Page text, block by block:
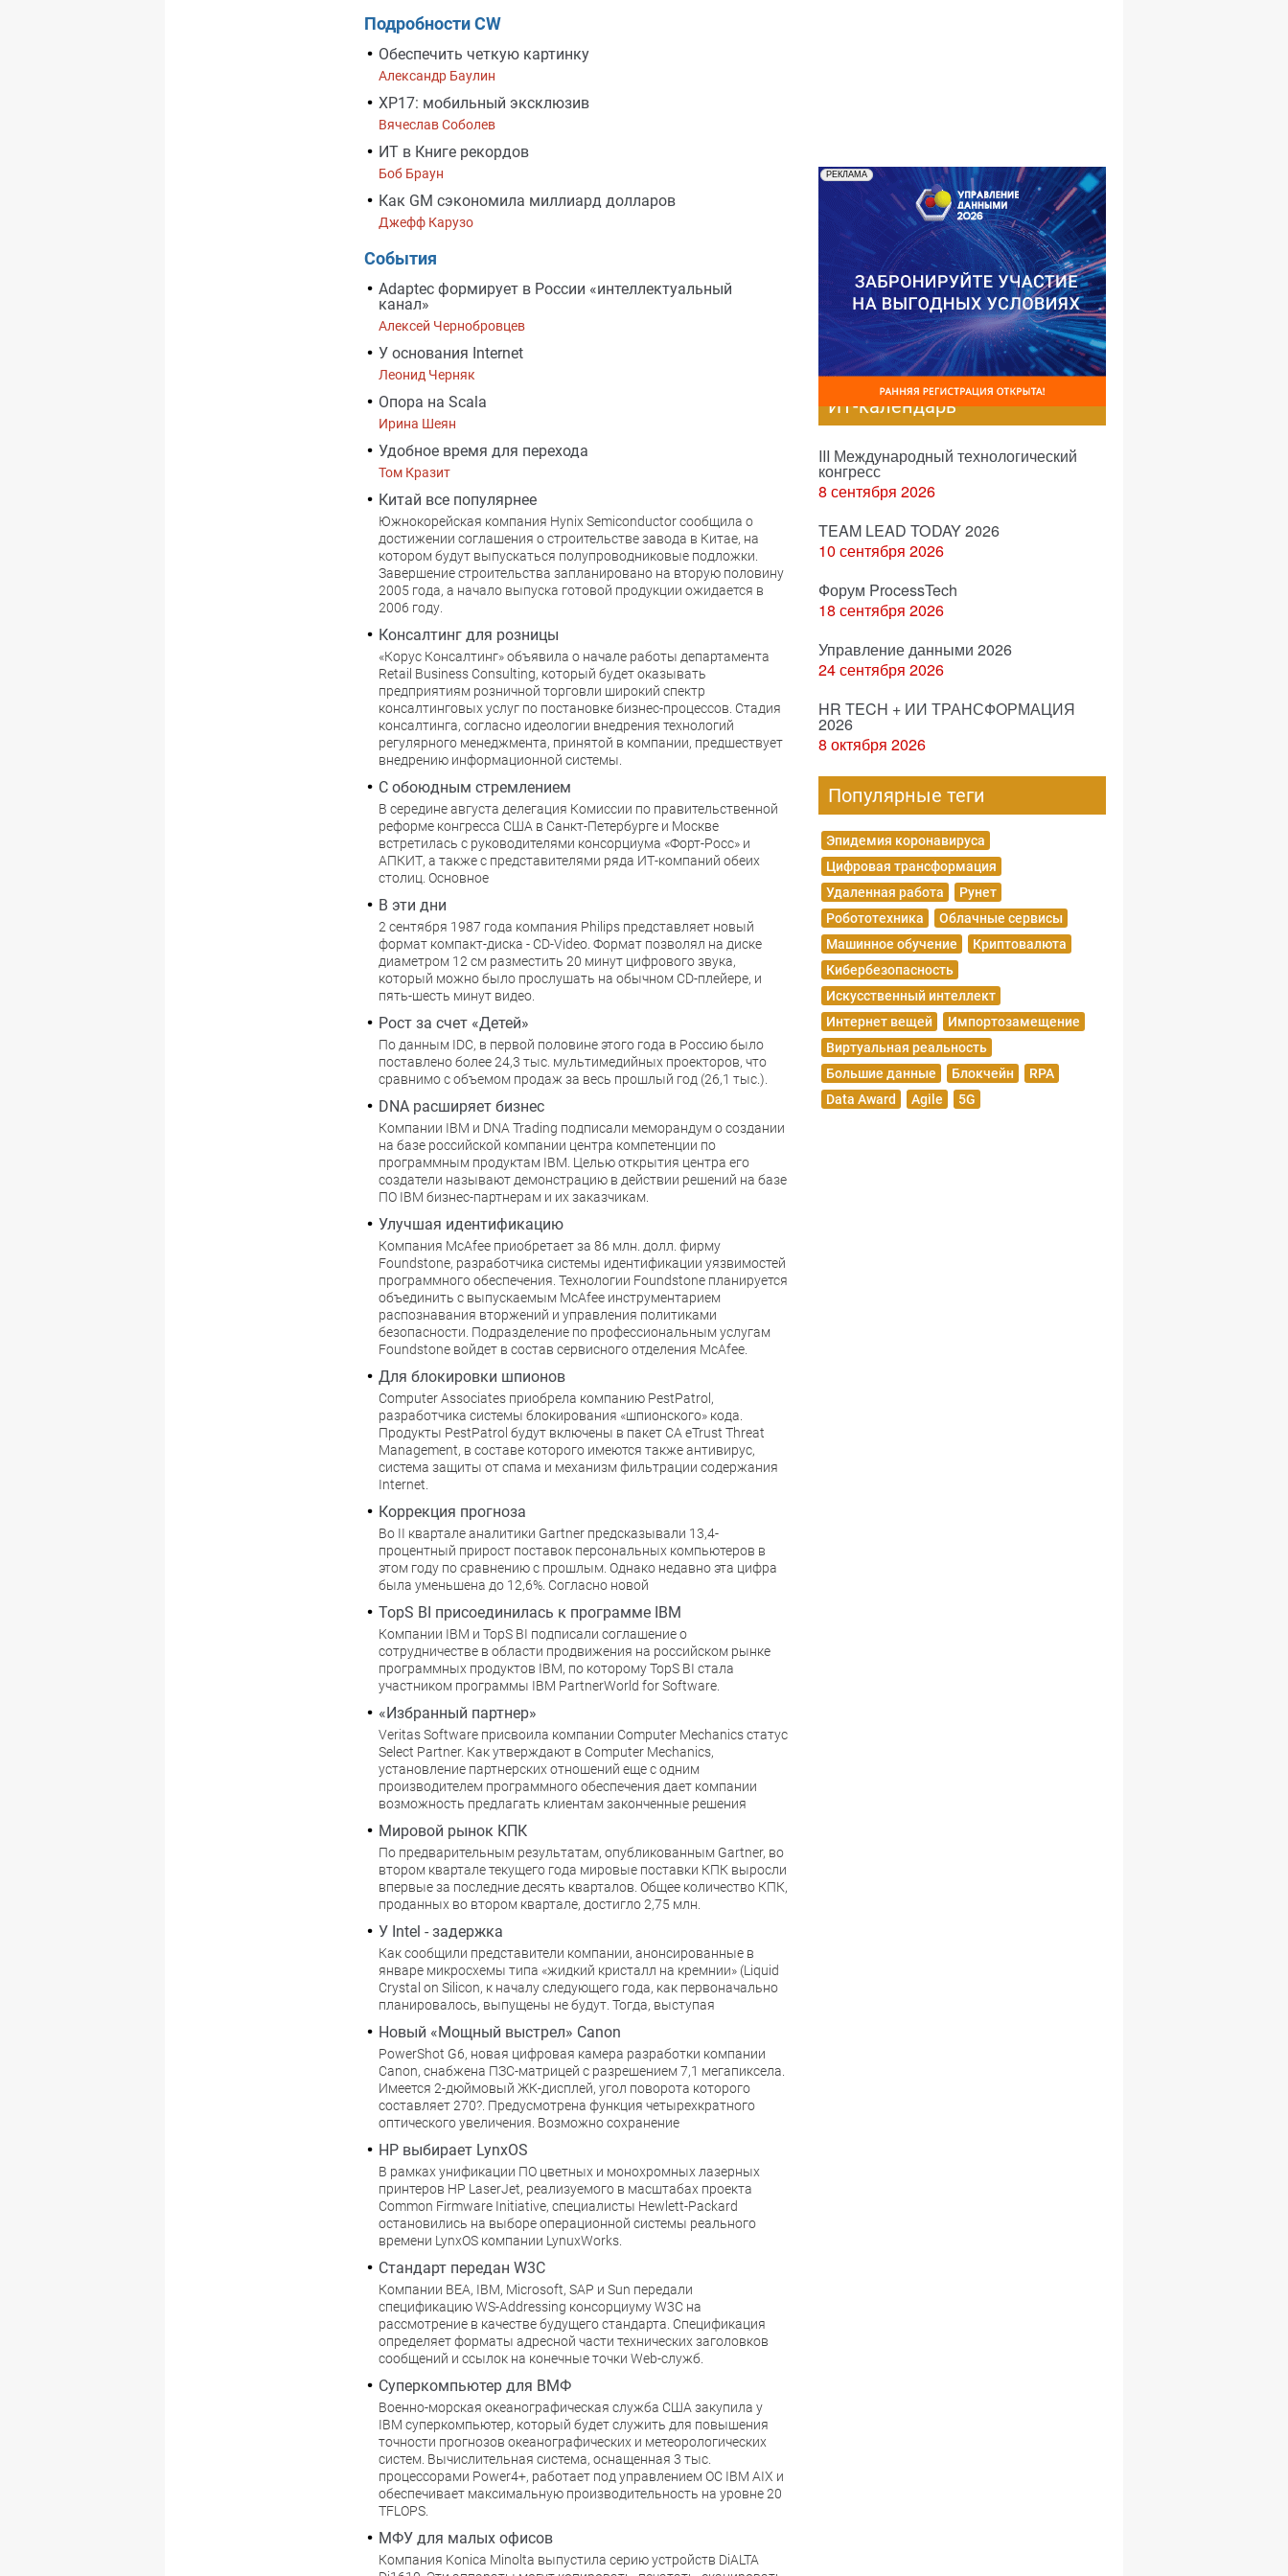
Подробности CW
Обеспечить четкую картинку
Александр Баулин
XP17: мобильный эксклюзив
Вячеслав Соболев
ИТ в Книге рекордов
Боб Браун
Как GM сэкономила миллиард долларов
Джефф Карузо
События
Adaptec формирует в России «интеллектуальный
канал»
Алексей Чернобровцев
У основания Internet
Леонид Черняк
Опора на Scala
Ирина Шеян
Удобное время для перехода
Том Кразит
Китай все популярнее
Южнокорейская компания Hynix Semiconductor сообщила о
достижении соглашения о строительстве завода в Китае, на
котором будут выпускаться полупроводниковые подложки.
Завершение строительства запланировано на вторую половину
2005 года, а начало выпуска готовой продукции ожидается в
2006 году.
Консалтинг для розницы
«Корус Консалтинг» объявила о начале работы департамента
Retail Business Consulting, который будет оказывать
предприятиям розничной торговли широкий спектр
консалтинговых услуг по постановке бизнес-процессов. Стадия
консалтинга, согласно идеологии внедрения технологий
регулярного менеджмента, принятой в компании, предшествует
внедрению информационной системы.
С обоюдным стремлением
В середине августа делегация Комиссии по правительственной
реформе конгресса США в Санкт-Петербурге и Москве
встретилась с руководителями консорциума «Форт-Росс» и
АПКИТ, а также с представителями ряда ИТ-компаний обеих
столиц. Основное
В эти дни
2 сентября 1987 года компания Philips представляет новый
формат компакт-диска - CD-Video. Формат позволял на диске
диаметром 12 см разместить 20 минут цифрового звука,
который можно было прослушать на обычном CD-плейере, и
пять-шесть минут видео.
Рост за счет «Детей»
По данным IDC, в первой половине этого года в Россию было
поставлено более 24,3 тыс. мультимедийных проекторов, что
сравнимо с объемом продаж за весь прошлый год (26,1 тыс.).
DNA расширяет бизнес
Компании IBM и DNA Trading подписали меморандум о создании
на базе российской компании центра компетенции по
программным продуктам IBM. Целью открытия центра его
создатели называют демонстрацию в действии решений на базе
ПО IBM бизнес-партнерам и их заказчикам.
Улучшая идентификацию
Компания McAfee приобретает за 86 млн. долл. фирму
Foundstone, разработчика системы идентификации уязвимостей
программного обеспечения. Технологии Foundstone планируется
объединить с выпускаемым McAfee инструментарием
распознавания вторжений и управления политиками
безопасности. Подразделение по профессиональным услугам
Foundstone войдет в состав сервисного отделения McAfee.
Для блокировки шпионов
Computer Associates приобрела компанию PestPatrol,
разработчика системы блокирования «шпионского» кода.
Продукты PestPatrol будут включены в пакет CA eTrust Threat
Management, в составе которого имеются также антивирус,
система защиты от спама и механизм фильтрации содержания
Internet.
Коррекция прогноза
Во II квартале аналитики Gartner предсказывали 13,4-
процентный прирост поставок персональных компьютеров в
этом году по сравнению с прошлым. Однако недавно эта цифра
была уменьшена до 12,6%. Согласно новой
TopS BI присоединилась к программе IBM
Компании IBM и TopS BI подписали соглашение о
сотрудничестве в области продвижения на российском рынке
программных продуктов IBM, по которому TopS BI стала
участником программы IBM PartnerWorld for Software.
«Избранный партнер»
Veritas Software присвоила компании Computer Mechanics статус
Select Partner. Как утверждают в Computer Mechanics,
установление партнерских отношений еще с одним
производителем программного обеспечения дает компании
возможность предлагать клиентам законченные решения
Мировой рынок КПК
По предварительным результатам, опубликованным Gartner, во
втором квартале текущего года мировые поставки КПК выросли
впервые за последние десять кварталов. Общее количество КПК,
проданных во втором квартале, достигло 2,75 млн.
У Intel - задержка
Как сообщили представители компании, анонсированные в
январе микросхемы типа «жидкий кристалл на кремнии» (Liquid
Crystal on Silicon, к началу следующего года, как первоначально
планировалось, выпущены не будут. Тогда, выступая
Новый «Мощный выстрел» Canon
PowerShot G6, новая цифровая камера разработки компании
Canon, снабжена ПЗС-матрицей с разрешением 7,1 мегапиксела.
Имеется 2-дюймовый ЖК-дисплей, угол поворота которого
составляет 270?. Предусмотрена функция четырехкратного
оптического увеличения. Возможно сохранение
HP выбирает LynxOS
В рамках унификации ПО цветных и монохромных лазерных
принтеров HP LaserJet, реализуемого в масштабах проекта
Common Firmware Initiative, специалисты Hewlett-Packard
остановились на выборе операционной системы реального
времени LynxOS компании LynuxWorks.
Стандарт передан W3C
Компании BEA, IBM, Microsoft, SAP и Sun передали
спецификацию WS-Addressing консорциуму W3C на
рассмотрение в качестве будущего стандарта. Спецификация
определяет форматы адресной части технических заголовков
сообщений и ссылок на конечные точки Web-служб.
Суперкомпьютер для ВМФ
Военно-морская океанографическая служба США закупила у
IBM суперкомпьютер, который будет служить для повышения
точности прогнозов океанографических и метеорологических
систем. Вычислительная система, оснащенная 3 тыс.
процессорами Power4+, работает под управлением ОС IBM AIX и
обеспечивает максимальную производительность на уровне 20
TFLOPS.
МФУ для малых офисов
Компания Konica Minolta выпустила серию устройств DiALTA
РЕКЛАМА
ИТ-календарь
III Международный технологический
конгресс
8 сентября 2026
TEAM LEAD TODAY 2026
10 сентября 2026
Форум ProcessTech
18 сентября 2026
Управление данными 2026
24 сентября 2026
HR TECH + ИИ ТРАНСФОРМАЦИЯ
2026
8 октября 2026
Популярные теги
Эпидемия коронавируса
Цифровая трансформация
Удаленная работа
Рунет
Робототехника
Облачные сервисы
Машинное обучение
Криптовалюта
Кибербезопасность
Искусственный интеллект
Интернет вещей
Импортозамещение
Виртуальная реальность
Большие данные
Блокчейн
RPA
Data Award
Agile 5G